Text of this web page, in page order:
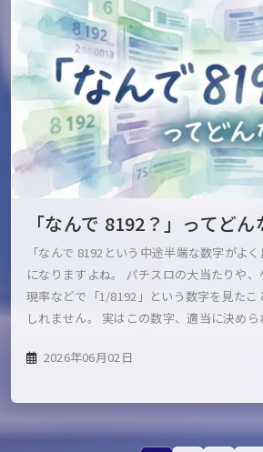
「なんで 8192？」ってどん
「なんで 8192という中途半端な数字がよ
になりますよね。 パチスロの大当たりや
現率などで「1/8192」という数字を見たこ
しれません。 実はこの数字、適当に決めら
2026年06月02日